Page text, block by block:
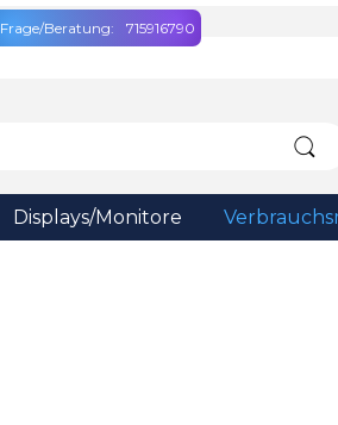
Frage/Beratung: 715916790
Displays/Monitore